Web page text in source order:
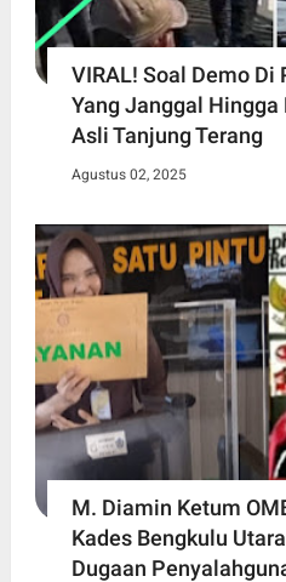
VIRAL! Soal Demo Di
Yang Janggal Hingga
Asli Tanjung Terang
Agustus 02, 2025
M. Diamin Ketum
Kades Bengkulu
Dugaan